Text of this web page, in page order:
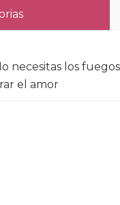
necesitas los fuegos
el amor